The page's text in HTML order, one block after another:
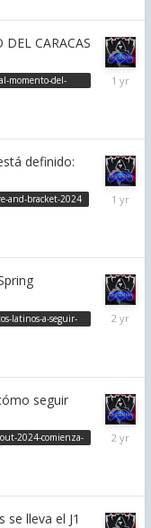
CARACAS
momento-del-
October
24,
definido:
and-bracket-2024
30,
latinos-a-seguir-
March
14,
seguir
2024-comienza-
March
14,
lleva el J1